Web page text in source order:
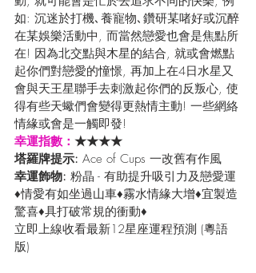
如: 沉迷於打機､養寵物､鑽研某啫好或沉醉
在某娛樂活動中, 而當然戀愛也會是焦點所
在! 因為北交點與木星的結合, 就或會燃點
起你們對戀愛的憧憬, 再加上在4日水星又
會與天王星聯手去刺激起你們的反叛心, 使
得有些天蠍們會變得更熱情主動! 一些網絡
情緣或會是一觸即發!
幸運指數： ★★★★
塔羅牌提示: Ace of Cups 一改舊有作風
幸運飾物: 粉晶 - 有助提升吸引力及戀愛運
♦情愛有如坐過山車♦霧水情緣大增♦宜製造
驚喜♦具打破常規的衝動♦
立即上線收看最新12星座運程預測 (粵語
版)